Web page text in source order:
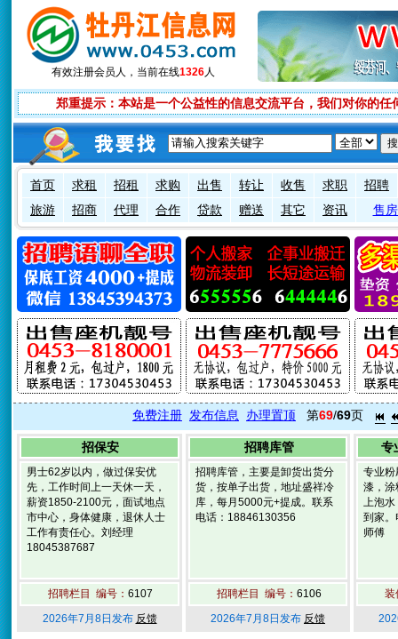
有效注册会员 人，当前在线1326人
郑重提示：本站是一个公益性的信息交流平台，我们对你的
首页 求租 招租 求购 出售 转让 收售 求职
招聘
旅游
招商 代理 合作 贷款 赠送 其它 资讯 售
免费注册 发布信息 办理置顶 第69/69页
招保安
男士62岁以内，做过保安优
先，工作时间上一天休一天，
薪资1850-2100元，面试地点
市中心，身体健康，退休人士
工作有责任心。刘经理
18045387687
招聘栏目 编号： 6107
2026年7月8日发布 反馈
招聘库管
招聘库管，主要是卸货出货分
货，按单子出货，地址盛祥冷
库，每月5000元+提成。联系
电话：18846130356
招聘栏目 编号： 6106
2026年7月8日发布 反馈
专
专业粉
漆，涂
上泡水
到家
师傅
装